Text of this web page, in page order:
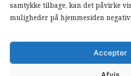
samtykke tilbage, kan det påvirke
muligheder på hjemmesiden
Accepter
FØLG